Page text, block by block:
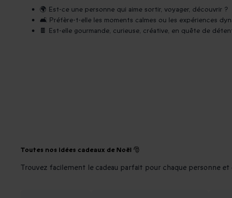
🌍 Est-ce une personne qui aime sortir, voyager, découvrir ?
🛋️ Préfère-t-elle les moments calmes ou les expériences
🍫 Est-elle gourmande, curieuse, créative, en quête de
Toutes nos idées cadeaux de Noël 🎅
Trouvez facilement le cadeau parfait pour chaque personne et